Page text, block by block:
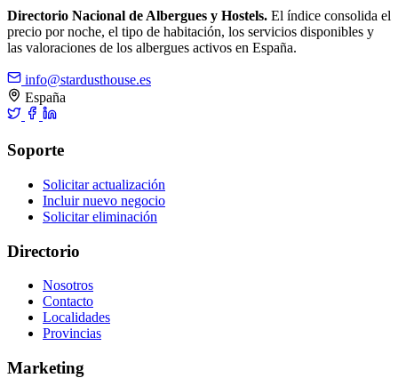
Directorio Nacional de Albergues y Hostels. El índice consolida el
precio por noche, el tipo de habitación, los servicios disponibles y
las valoraciones de los albergues activos en España.
info@stardusthouse.es
España
Soporte
Solicitar actualización
Incluir nuevo negocio
Solicitar eliminación
Directorio
Nosotros
Contacto
Localidades
Provincias
Marketing